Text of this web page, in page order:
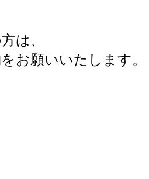
は、
をお願いいたします。